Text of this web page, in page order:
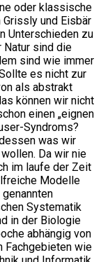
oder klassische
und Eisbär
Unterschieden zu
Natur sind die
sind wie immer
es nicht zur
als abstrakt
können wir nicht
einen „eignen
Syndroms?
was wir
Da wir nie
im laufe der Zeit
Modelle
Systematik
in der Biologie
abhängig von
Fachgebieten wie